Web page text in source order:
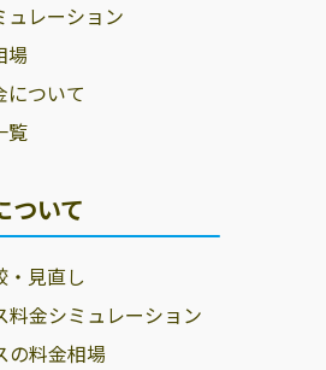
ュレーション
場
について
覧
ついて
・見直し
料金シミュレーション
の料金相場